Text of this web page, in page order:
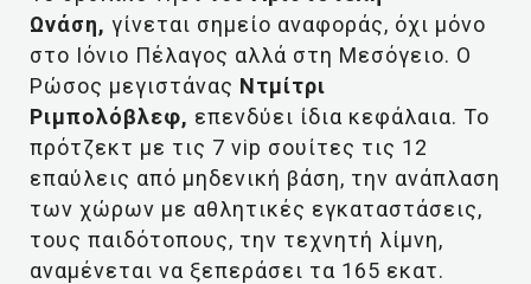
Ωνάση, γίνεται σημείο αναφοράς, όχι μόνο
στο Ιόνιο Πέλαγος αλλά στη Μεσόγειο. Ο
Ρώσος μεγιστάνας Ντμίτρι
Ριμπολόβλεφ, επενδύει ίδια κεφάλαια. Το
πρότζεκτ με τις 7 vip σουίτες τις 12
επαύλεις από μηδενική βάση, την ανάπλαση
των χώρων με αθλητικές εγκαταστάσεις,
τους παιδότοπους, την τεχνητή λίμνη,
αναμένεται να ξεπεράσει τα 165 εκατ.